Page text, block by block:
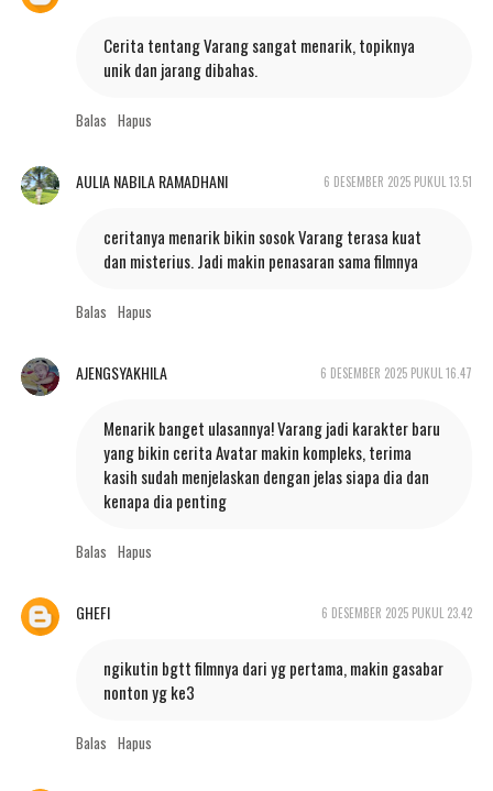
Cerita tentang Varang sangat menarik, topiknya
unik dan jarang dibahas.
Balas Hapus
AULIA NABILA RAMADHANI 6 DESEMBER 2025 PUKUL 13.51
ceritanya menarik bikin sosok Varang terasa kuat
dan misterius. Jadi makin penasaran sama filmnya
Balas Hapus
AJENGSYAKHILA 6 DESEMBER 2025 PUKUL 16.47
Menarik banget ulasannya! Varang jadi karakter baru
yang bikin cerita Avatar makin kompleks, terima
kasih sudah menjelaskan dengan jelas siapa dia dan
kenapa dia penting
Balas Hapus
GHEFI 6 DESEMBER 2025 PUKUL 23.42
ngikutin bgtt filmnya dari yg pertama, makin gasabar
nonton yg ke3
Balas Hapus